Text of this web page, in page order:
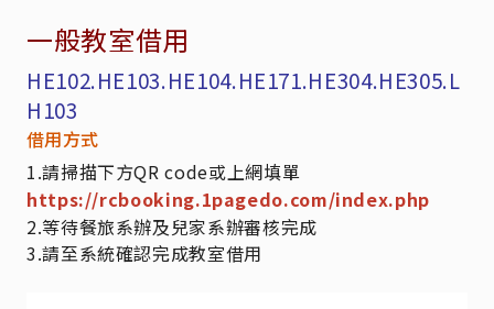
一般教室借用
HE102.HE103.HE104.HE171.HE304.HE305.L
H103
借用方式
1.請掃描下方QR code或上網填單
https://rcbooking.1pagedo.com/index.php
2.等待餐旅系辦及兒家系辦審核完成
3.請至系統確認完成教室借用